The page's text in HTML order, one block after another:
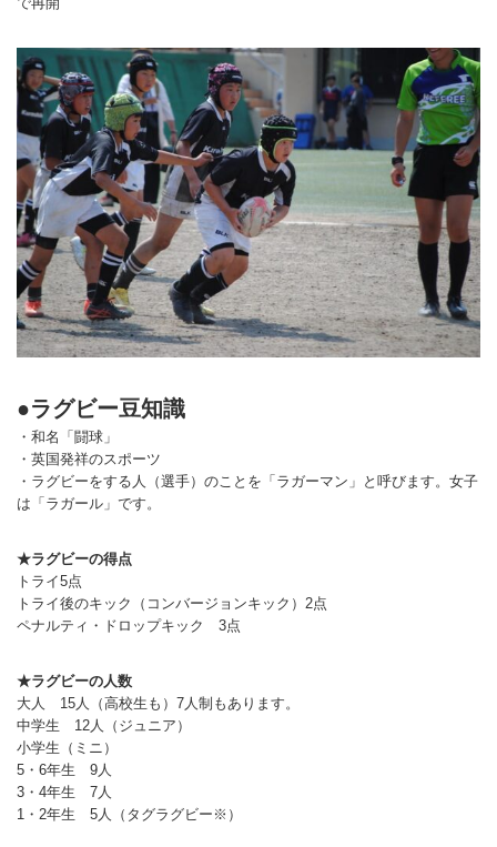
●ラグビー豆知識
・和名「闘球」
・英国発祥のスポーツ
・ラグビーをする人（選手）のことを「ラガーマン」と呼びます。女子
は「ラガール」です。
★ラグビーの得点
トライ5点
トライ後のキック（コンバージョンキック）2点
ペナルティ・ドロップキック 3点
★ラグビーの人数
大人 15人（高校生も）7人制もあります。
中学生 12人（ジュニア）
小学生（ミニ）
5・6年生 9人
3・4年生 7人
1・2年生 5人（タグラグビー※）